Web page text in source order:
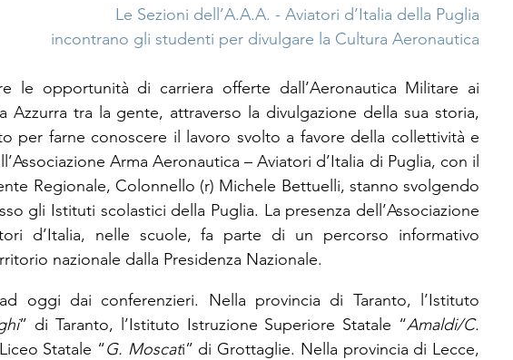
Le Sezioni dell’A.A.A. - Aviatori d’Italia della Puglia
incontrano gli studenti per divulgare la Cultura Aeronautica
le opportunità di carriera offerte dall’Aeronautica Militare ai
Azzurra tra la gente, attraverso la divulgazione della sua storia,
per farne conoscere il lavoro svolto a favore della collettività e
Arma Aeronautica – Aviatori d’Italia di Puglia, con il
Regionale, Colonnello (r) Michele Bettuelli, stanno svolgendo
gli Istituti scolastici della Puglia. La presenza dell’Associazione
d’Italia, nelle scuole, fa parte di un percorso informativo
nazionale dalla Presidenza Nazionale.
oggi dai conferenzieri. Nella provincia di Taranto, l’Istituto
” di Taranto, l’Istituto Istruzione Superiore Statale “Amaldi/C.
Statale “G. Moscati” di Grottaglie. Nella provincia di Lecce,